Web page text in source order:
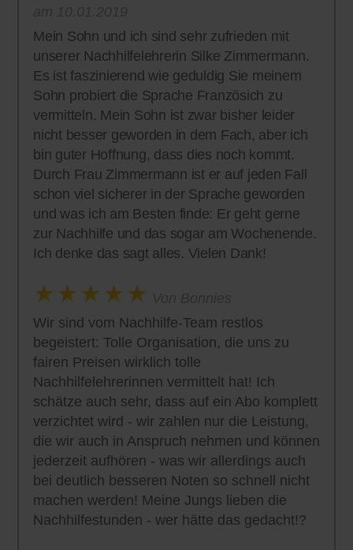
Mein Sohn und ich sind sehr zufrieden mit
unserer Nachhilfelehrerin Silke Zimmermann.
Es ist faszinierend wie geduldig Sie meinem
Sohn probiert die Sprache Französich zu
vermitteln. Mein Sohn ist zwar bisher leider
nicht besser geworden in dem Fach, aber ich
bin guter Hoffnung, dass dies noch kommt.
Durch Frau Zimmermann ist er auf jeden Fall
schon viel sicherer in der Sprache geworden
und was ich am Besten finde: Er geht gerne
zur Nachhilfe und das sogar am Wochenende.
Ich denke das sagt alles. Vielen Dank!
Wir sind vom Nachhilfe-Team restlos
begeistert: Tolle Organisation, die uns zu
fairen Preisen wirklich tolle
Nachhilfelehrerinnen vermittelt hat! Ich
schätze auch sehr, dass auf ein Abo komplett
verzichtet wird - wir zahlen nur die Leistung,
die wir auch in Anspruch nehmen und können
jederzeit aufhören - was wir allerdings auch
bei deutlich besseren Noten so schnell nicht
machen werden! Meine Jungs lieben die
Nachhilfestunden - wer hätte das gedacht!?